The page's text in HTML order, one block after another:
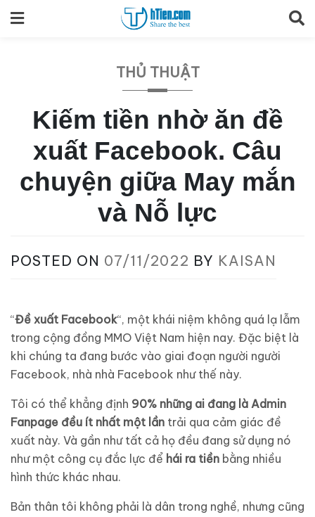
to
THỦ THUẬT
Kiếm tiền nhờ ăn đề
xuất Facebook. Câu
chuyện giữa May mắn
và Nỗ lực
POSTED ON 07/11/2022 BY KAISAN
“Đề xuất Facebook“, một khái niệm không quá lạ lẫm
trong cộng đồng MMO Việt Nam hiện nay. Đặc biệt là
khi chúng ta đang bước vào giai đoạn người người
Facebook, nhà nhà Facebook như thế này.
Tôi có thể khẳng định 90% những ai đang là Admin
Fanpage đều ít nhất một lần trải qua cảm giác đề
xuất này. Và gần như tất cả họ đều đang sử dụng nó
như một công cụ đắc lực để hái ra tiền bằng nhiều
hình thức khác nhau.
Bản thân tôi không phải là dân trong nghề, nhưng cũng